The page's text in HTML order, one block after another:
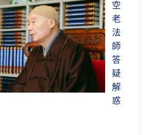
空
老
法
師
答
疑
解
惑